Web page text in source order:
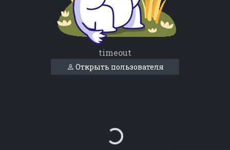
timeout
Открыть пользователя
Loading...